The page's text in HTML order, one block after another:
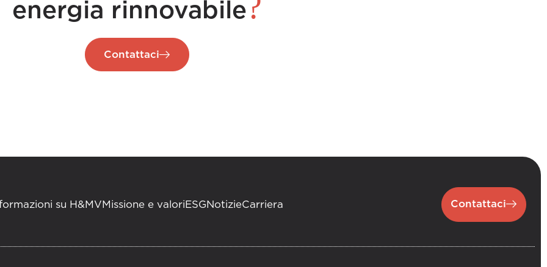
energia rinnovabile
Contattaci
su H&MV Missione e valori ESG NotizieCarriera Contattaci